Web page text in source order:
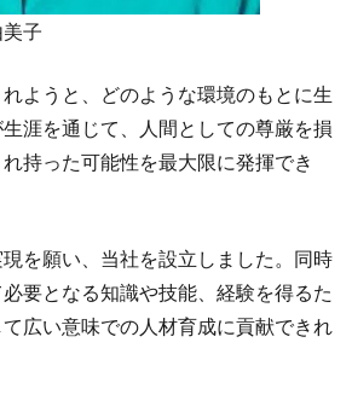
子
ようと、どのような環境のもとに生
涯を通じて、人間としての尊厳を損
持った可能性を最大限に発揮でき
を願い、当社を設立しました。同時
要となる知識や技能、経験を得るた
広い意味での人材育成に貢献できれ